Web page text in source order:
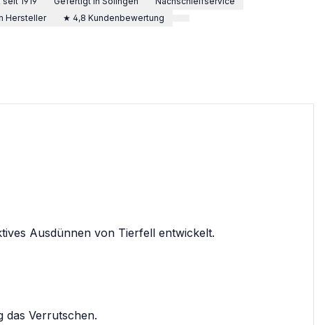
Hersteller
★ 4,8 Kundenbewertung
Ausdünnen von Tierfell entwickelt.
das Verrutschen.